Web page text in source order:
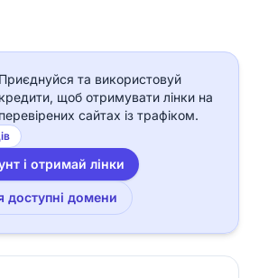
Приєднуйся та використовуй
кредити, щоб отримувати лінки на
перевірених сайтах із трафіком.
і отримай лінки
доступні домени